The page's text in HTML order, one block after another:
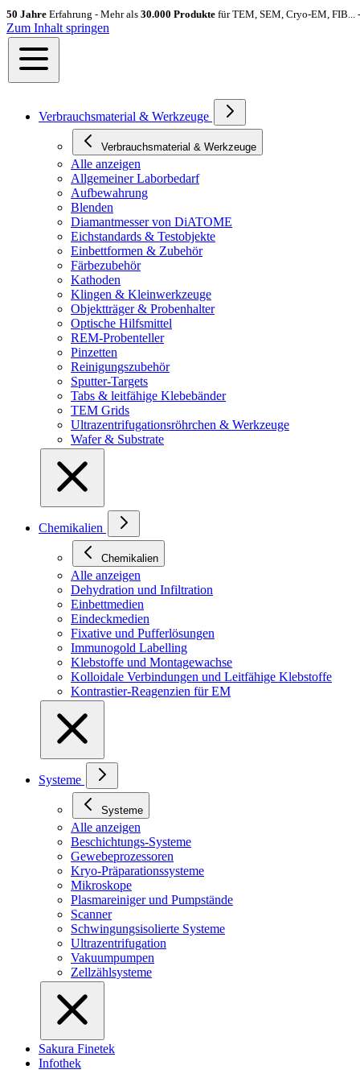
50 Jahre Erfahrung - Mehr als 30.000 Produkte für TEM, SEM, Cryo-EM, FIB...
Zum Inhalt springen
Verbrauchsmaterial & Werkzeuge
Verbrauchsmaterial & Werkzeuge
Alle anzeigen
Allgemeiner Laborbedarf
Aufbewahrung
Blenden
Diamantmesser von DiATOME
Eichstandards & Testobjekte
Einbettformen & Zubehör
Färbezubehör
Kathoden
Klingen & Kleinwerkzeuge
Objektträger & Probenhalter
Optische Hilfsmittel
REM-Probenteller
Pinzetten
Reinigungszubehör
Sputter-Targets
Tabs & leitfähige Klebebänder
TEM Grids
Ultrazentrifugationsröhrchen & Werkzeuge
Wafer & Substrate
Chemikalien
Chemikalien
Alle anzeigen
Dehydration und Infiltration
Einbettmedien
Eindeckmedien
Fixative und Pufferlösungen
Immunogold Labelling
Klebstoffe und Montagewachse
Kolloidale Verbindungen und Leitfähige Klebstoffe
Kontrastier-Reagenzien für EM
Systeme
Systeme
Alle anzeigen
Beschichtungs-Systeme
Gewebeprozessoren
Kryo-Präparationssysteme
Mikroskope
Plasmareiniger und Pumpstände
Scanner
Schwingungsisolierte Systeme
Ultrazentrifugation
Vakuumpumpen
Zellzählsysteme
Sakura Finetek
Infothek